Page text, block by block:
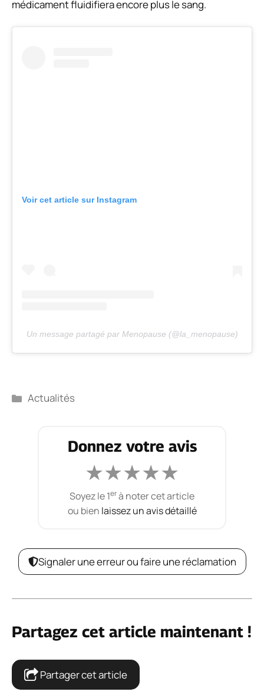
médicament fluidifiera encore plus le sang.
Voir cet article sur Instagram
Un message partagé par Menopause (@la_menopause)
Catégories
Actualités
Donnez votre avis
★★★★★
Soyez le 1erà noter cet article
ou bien laissez un avis détaillé
Signaler une erreur ou faire une réclamation
Partagez cet article maintenant !
Partager cet article